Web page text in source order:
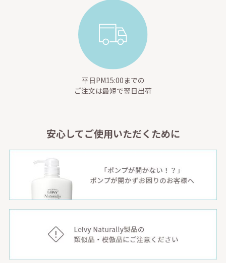
平日PM15:00までの
ご注文は最短で翌日出荷
安心してご使用いただくために